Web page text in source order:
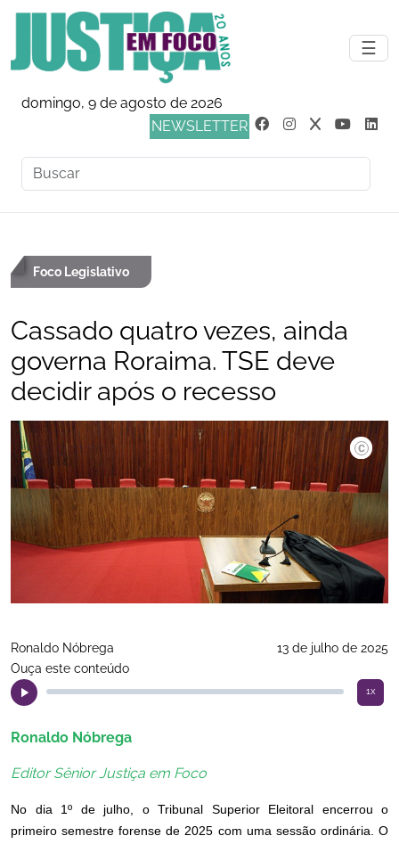
☰
domingo, 9 de agosto de 2026
NEWSLETTER
Foco Legislativo
Cassado quatro vezes, ainda
governa Roraima. TSE deve
decidir após o recesso
Ronaldo Nóbrega
13 de julho de 2025
Ouça este conteúdo
1x
Ronaldo Nóbrega
Editor Sênior Justiça em Foco
No dia 1º de julho, o Tribunal Superior Eleitoral encerrou o
primeiro semestre forense de 2025 com uma sessão ordinária. O